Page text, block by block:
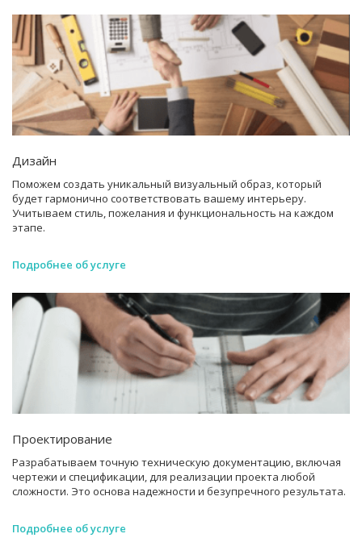
Дизайн
Поможем создать уникальный визуальный образ, который
будет гармонично соответствовать вашему интерьеру.
Учитываем стиль, пожелания и функциональность на каждом
этапе.
Подробнее об услуге
Проектирование
Разрабатываем точную техническую документацию, включая
чертежи и спецификации, для реализации проекта любой
сложности. Это основа надежности и безупречного результата.
Подробнее об услуге